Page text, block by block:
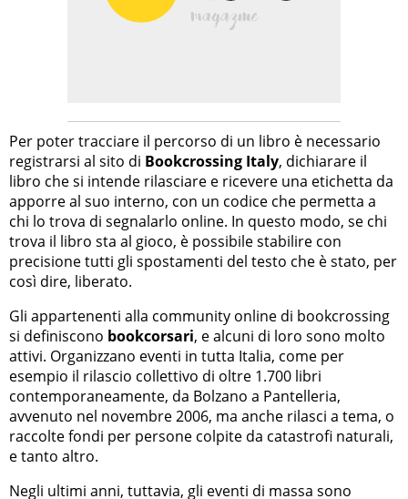
Per poter tracciare il percorso di un libro è necessario
registrarsi al sito di Bookcrossing Italy, dichiarare il
libro che si intende rilasciare e ricevere una etichetta da
apporre al suo interno, con un codice che permetta a
chi lo trova di segnalarlo online. In questo modo, se chi
trova il libro sta al gioco, è possibile stabilire con
precisione tutti gli spostamenti del testo che è stato, per
così dire, liberato.
Gli appartenenti alla community online di bookcrossing
si definiscono bookcorsari, e alcuni di loro sono molto
attivi. Organizzano eventi in tutta Italia, come per
esempio il rilascio collettivo di oltre 1.700 libri
contemporaneamente, da Bolzano a Pantelleria,
avvenuto nel novembre 2006, ma anche rilasci a tema, o
raccolte fondi per persone colpite da catastrofi naturali,
e tanto altro.
Negli ultimi anni, tuttavia, gli eventi di massa sono